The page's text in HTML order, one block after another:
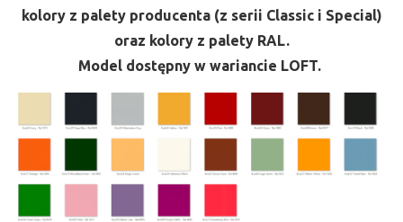
kolory z palety producenta (z serii Classic i Special)
oraz kolory z palety RAL.
Model dostępny w wariancie LOFT.